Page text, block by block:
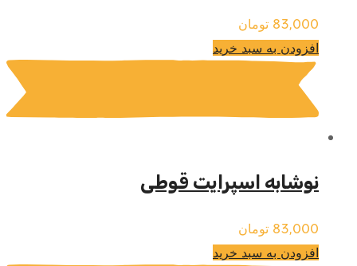
83,000 تومان
افزودن به سبد خرید
نوشابه اسپرایت قوطی
83,000 تومان
افزودن به سبد خرید